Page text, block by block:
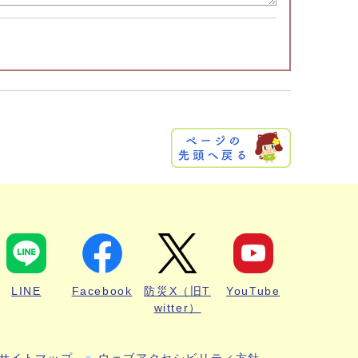
LINE Facebook
防災X（旧T
witter）
YouTube